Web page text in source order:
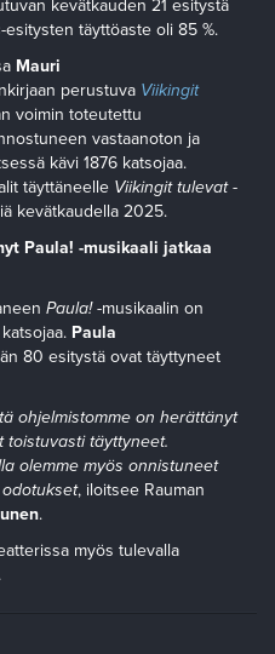
kevätkauden 21 esitystä
-esitysten täyttöaste oli 85 %.
Mauri
perustuva Viikingit
voimin toteutettu
vastaanoton ja
kävi 1876 katsojaa.
täyttäneelle Viikingit tulevat-
kevätkaudella 2025.
Paula! -musikaali jatkaa
Paula!-musikaalin on
Paula
80 esitystä ovat täyttyneet
ohjelmistomme on herättänyt
toistuvasti täyttyneet.
olemme myös onnistuneet
, iloitsee Rauman
.
myös tulevalla